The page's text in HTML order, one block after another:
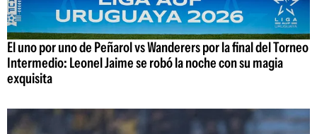
El uno por uno de Peñarol vs Wanderers por la final del Torneo
Intermedio: Leonel Jaime se robó la noche con su magia
exquisita